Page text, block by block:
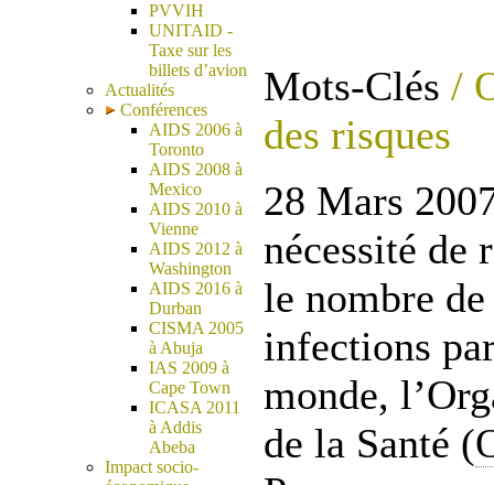
PVVIH
UNITAID -
Taxe sur les
billets d’avion
Actualités
Conférences
AIDS 2006 à
Toronto
AIDS 2008 à
Mexico
AIDS 2010 à
Vienne
AIDS 2012 à
Washington
AIDS 2016 à
Durban
CISMA 2005
à Abuja
IAS 2009 à
Cape Town
ICASA 2011
à Addis
Abeba
Impact socio-
Mots-Clés /
des risques
28 Mars
nécessité de
le nombre
infections
monde,
de la Santé (